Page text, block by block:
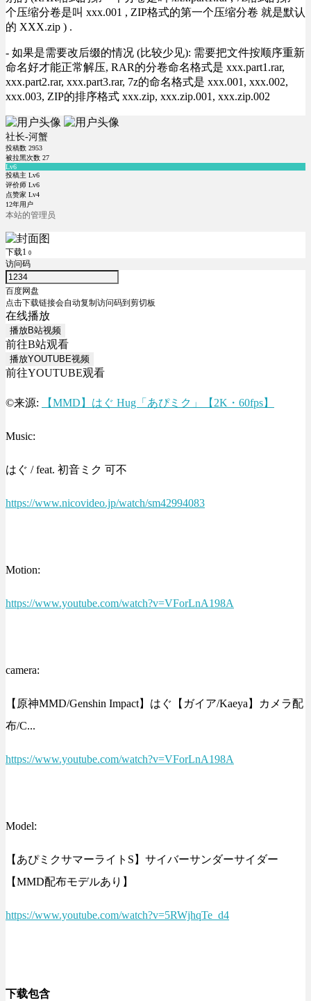
个压缩分卷是叫 xxx.001 , ZIP格式的第一个压缩分卷 就是默认
的 XXX.zip ) .
- 如果是需要改后缀的情况 (比较少见): 需要把文件按顺序重新
命名好才能正常解压, RAR的分卷命名格式是 xxx.part1.rar,
xxx.part2.rar, xxx.part3.rar, 7z的命名格式是 xxx.001, xxx.002,
xxx.003, ZIP的排序格式 xxx.zip, xxx.zip.001, xxx.zip.002
社长-河蟹
投稿数 2953
被拉黑次数 27
Lv6
投稿主 Lv6
评价师 Lv6
点赞家 Lv4
12年用户
本站的管理员
下载1 0
访问码
百度网盘
点击下载链接会自动复制访问码到剪切板
在线播放
播放B站视频
前往B站观看
播放YOUTUBE视频
前往YOUTUBE观看
©来源: 【MMD】はぐ Hug「あぴミク」【2K・60fps】
Music:
はぐ / feat. 初音ミク 可不
https://www.nicovideo.jp/watch/sm42994083
Motion:
https://www.youtube.com/watch?v=VForLnA198A
camera:
【原神MMD/Genshin Impact】はぐ【ガイア/Kaeya】カメラ配
布/C...
https://www.youtube.com/watch?v=VForLnA198A
Model:
【あぴミクサマーライトS】サイバーサンダーサイダー
【MMD配布モデルあり】
https://www.youtube.com/watch?v=5RWjhqTe_d4
下载包含